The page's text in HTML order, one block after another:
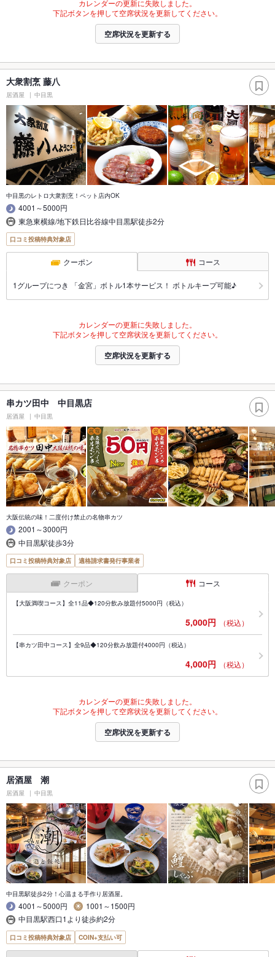
カレンダーの更新に失敗しました。
下記ボタンを押して空席状況を更新してください。
空席状況を更新する
大衆割烹 藤八
居酒屋 中目黒
中目黒のレトロ大衆割烹！ペット店内OK
4001～5000円
東急東横線/地下鉄日比谷線中目黒駅徒歩2分
口コミ投稿特典対象店
クーポン コース
1グループにつき 「金宮」ボトル1本サービス！ ボトルキープ可能♪
カレンダーの更新に失敗しました。
下記ボタンを押して空席状況を更新してください。
空席状況を更新する
串カツ田中 中目黒店
居酒屋 中目黒
大阪伝統の味！二度付け禁止の名物串カツ
2001～3000円
中目黒駅徒歩3分
口コミ投稿特典対象店 適格請求書発行事業者
クーポン コース
【大阪満喫コース】全11品◆120分飲み放題付5000円（税込）
5,000円 （税込）
【串カツ田中コース】全9品◆120分飲み放題付4000円（税込）
4,000円 （税込）
カレンダーの更新に失敗しました。
下記ボタンを押して空席状況を更新してください。
空席状況を更新する
居酒屋 潮
居酒屋 中目黒
中目黒駅徒歩2分！心温まる手作り居酒屋。
4001～5000円
1001～1500円
中目黒駅西口1より徒歩約2分
口コミ投稿特典対象店 COIN+支払い可